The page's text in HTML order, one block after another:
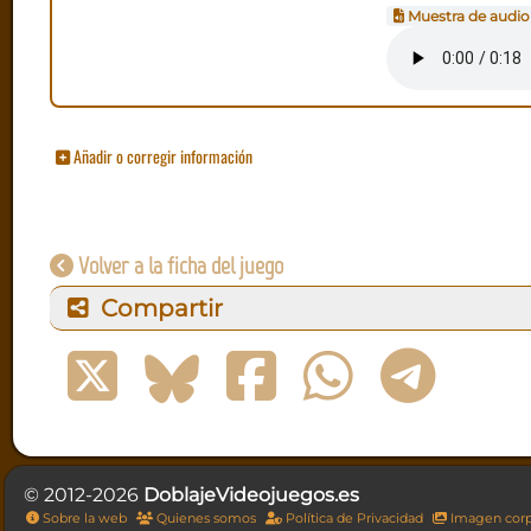
Muestra de audio
Añadir o corregir información
Volver a la ficha del juego
Compartir
© 2012-2026 DoblajeVideojuegos.es
Sobre la web Quienes somos Política de Privacidad Imagen